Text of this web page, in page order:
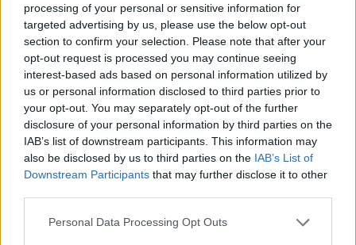
processing of your personal or sensitive information for
targeted advertising by us, please use the below opt-out
section to confirm your selection. Please note that after your
opt-out request is processed you may continue seeing
interest-based ads based on personal information utilized by
us or personal information disclosed to third parties prior to
your opt-out. You may separately opt-out of the further
disclosure of your personal information by third parties on the
IAB’s list of downstream participants. This information may
also be disclosed by us to third parties on the IAB’s List of
Downstream Participants that may further disclose it to other
Personal Data Processing Opt Outs